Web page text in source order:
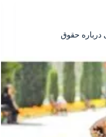
درباره حقوق